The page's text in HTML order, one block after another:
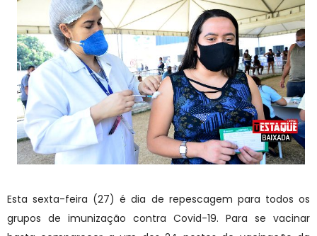
Esta sexta-feira (27) é dia de repescagem para todos os
grupos de imunização contra Covid-19. Para se vacinar